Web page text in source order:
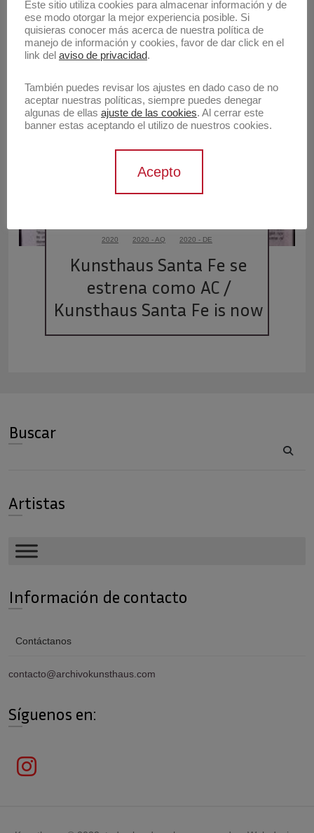
2010 2010 - IP 2010 - KHM
Invitación a «homo
nymos»
2020 2020 - AQ 2020 - DE
Kunsthaus Santa Fe se
estrena como AC /
Kunsthaus Santa Fe is now
an AC!
Buscar
Artistas
Información de contacto
Contáctanos
contacto@archivokunsthaus.com
Síguenos en:
Este sitio utiliza cookies para almacenar información y de
ese modo otorgar la mejor experiencia posible. Si
quisieras conocer más acerca de nuestra política de
manejo de información y cookies, favor de dar click en el
link del aviso de privacidad.
También puedes revisar los ajustes en dado caso de no
aceptar nuestras políticas, siempre puedes denegar
algunas de ellas ajuste de las cookies. Al cerrar este
banner estas aceptando el utilizo de nuestros cookies.
Acepto